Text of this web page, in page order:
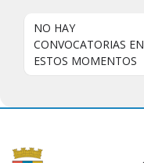
NO HAY
CONVOCATORIAS EN
ESTOS MOMENTOS